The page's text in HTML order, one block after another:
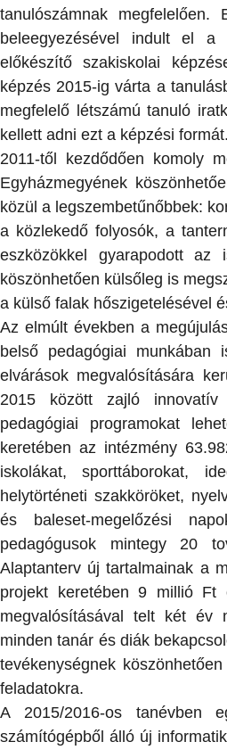
tanulószámnak
beleegyezésével indult el a
előkészítő szakiskolai
képzés 2015-ig várta a
megfelelő létszámú tanuló
kellett adni ezt a képzési formát.
2011-től kezdődően komoly
Egyházmegyének
közül a legszembetűnőbbek:
a közlekedő folyosók, a
eszközökkel gyarapodott az
köszönhetően külsőleg is
a külső falak hőszigetelésével
Az elmúlt években a
belső pedagógiai
elvárások megvalósítására
2015 között zajló innovatív
pedagógiai programokat
keretében az intézmény
iskolákat, sporttáborokat,
helytörténeti szakköröket,
és baleset-megelőzési
pedagógusok mintegy 20
Alaptanterv új tartalmainak a
projekt keretében 9 millió Ft
megvalósításával telt két év
minden tanár és diák
tevékenységnek
feladatokra.
A 2015/2016-os tanévben
számítógépből álló új